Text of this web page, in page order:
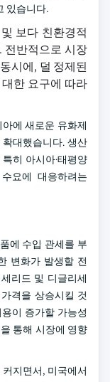
있습니다.
보다 친환경적
전반적으로 시장
시에, 덜 정제된
한 요구에 따라
에 새로운 유화제
대했습니다. 생산
히 아시아·태평양
요에 대응하려는
에 수입 관세를 부
변화가 발생할 전
리드 및 디글리세
격을 상승시킬 것
이 증가할 가능성
통해 시장에 영향
지면서, 미국에서